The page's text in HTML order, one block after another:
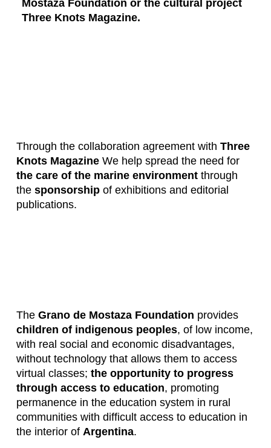
Mostaza Foundation or the cultural project
Three Knots Magazine.
Through the collaboration agreement with Three
Knots MagazineWe help spread the need for
the care of the marine environmentthrough
the sponsorshipof exhibitions and editorial
publications.
The Grano de Mostaza Foundation provides
children of indigenous peoples, of low income,
with real social and economic disadvantages,
without technology that allows them to access
virtual classes; the opportunity to progress
through access to education, promoting
permanence in the education system in rural
communities with difficult access to education in
the interior of Argentina.